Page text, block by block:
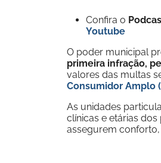
Confira o
Youtube
O poder municipal
primeira infração,
valores das multas
Consumidor Amplo
As unidades
clínicas e etárias
assegurem